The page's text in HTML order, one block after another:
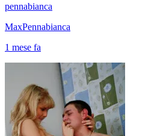
pennabianca
MaxPennabianca
1 mese fa